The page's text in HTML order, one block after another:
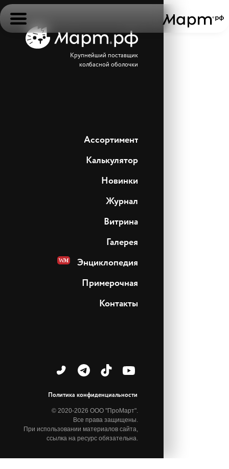
Ассортимент
Новинки
Журнал
Галерея
Витрина
Энциклопедия
Примерочная
Контакты
© 2020-2026 ООО "ПроМарт".
Все права защищены.
При использовании материалов сайта,
ссылка на ресурс обязательна.
Политика конфиденциальности
Крупнейший поставщик
колбасной оболочки
Калькулятор